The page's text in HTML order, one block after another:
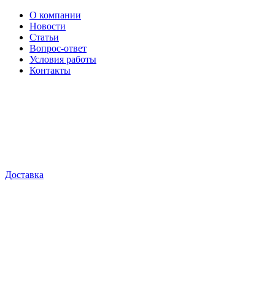
О компании
Новости
Статьи
Вопрос-ответ
Условия работы
Контакты
Доставка